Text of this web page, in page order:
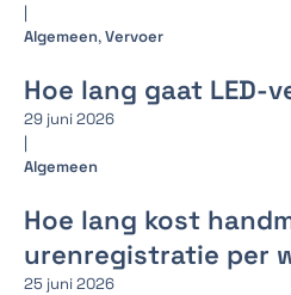
|
Algemeen,Vervoer
Hoe lang gaat LED-
29 juni 2026
|
Algemeen
Hoe lang kost
urenregistratie per
25 juni 2026